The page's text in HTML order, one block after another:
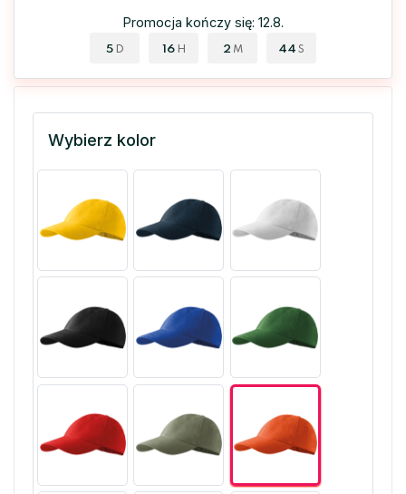
Promocja kończy się: 12.8.
5 D 16 H 2 M 44 S
Wybierz kolor